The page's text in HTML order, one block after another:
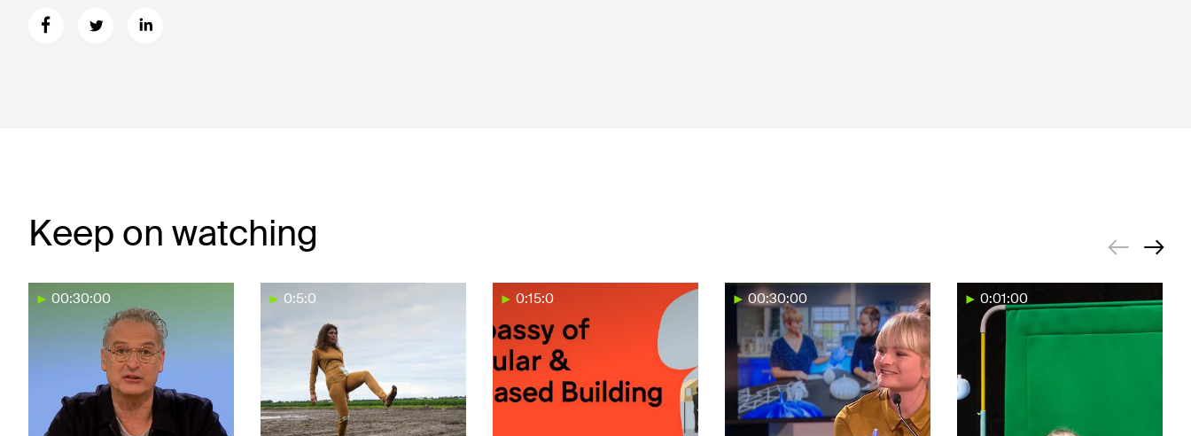
Keep on watching
00:30:00 0:5:0 0:15:0 00:30:00 0:01:00